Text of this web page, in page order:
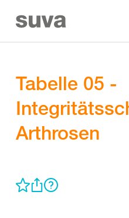
Tabelle 05 -
Arthrosen